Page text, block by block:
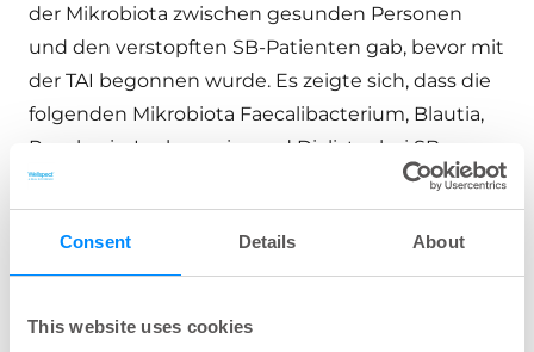
Consent Details About
This website uses cookies
der Mikrobiota zwischen gesunden Personen
und den verstopften SB-Patienten gab, bevor mit
der TAI begonnen wurde. Es zeigte sich, dass die
folgenden Mikrobiota Faecalibacterium, Blautia,
Roseburia, Lachnospira und Dialister bei SB-
Patienten erniedrigt waren, während Oscillospira
bei den SB-Patienten signifikant erhöht war,
bevor sie mit TAI begannen. Dieses Ergebnis
unterstützt die Behauptung, dass die